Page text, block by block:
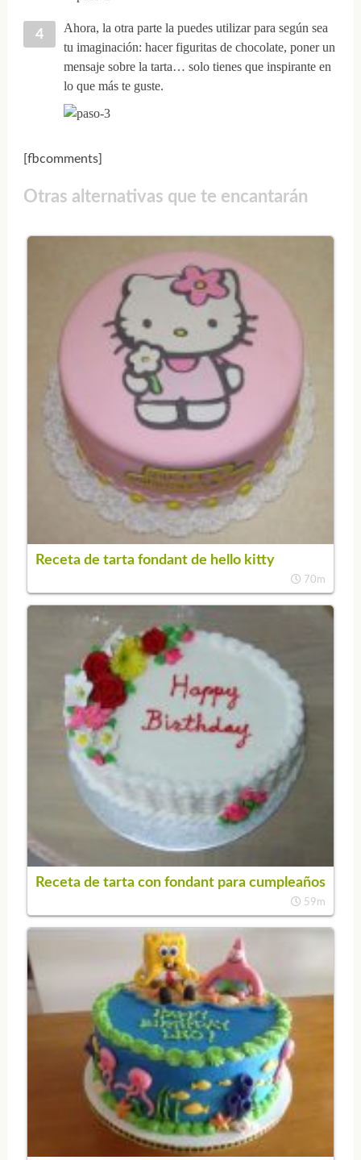
Ahora, la otra parte la puedes utilizar para según sea
tu imaginación: hacer figuritas de chocolate, poner un
mensaje sobre la tarta… solo tienes que inspirante en
lo que más te guste.
[fbcomments]
Otras alternativas que te encantarán
Receta de tarta fondant de hello kitty
70m
Receta de tarta con fondant para cumpleaños
59m